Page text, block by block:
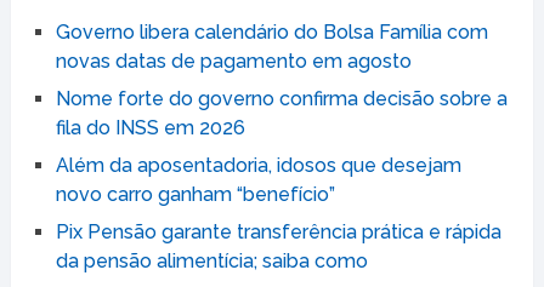
Governo libera calendário do Bolsa Família com
novas datas de pagamento em agosto
Nome forte do governo confirma decisão sobre a
fila do INSS em 2026
Além da aposentadoria, idosos que desejam
novo carro ganham “benefício”
Pix Pensão garante transferência prática e rápida
da pensão alimentícia; saiba como